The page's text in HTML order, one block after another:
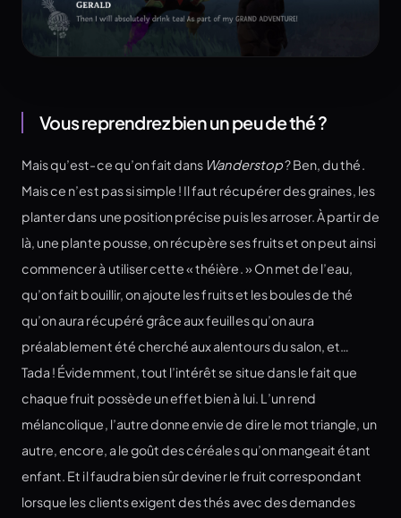
Vous reprendrez bien un peu de thé ?
Mais qu’est-ce qu’on fait dans Wanderstop? Ben, du thé.
Mais ce n’est pas si simple ! Il faut récupérer des graines, les
planter dans une position précise puis les arroser. À partir de
là, une plante pousse, on récupère ses fruits et on peut ainsi
commencer à utiliser cette « théière. » On met de l’eau,
qu’on fait bouillir, on ajoute les fruits et les boules de thé
qu’on aura récupéré grâce aux feuilles qu’on aura
préalablement été cherché aux alentours du salon, et…
Tada ! Évidemment, tout l’intérêt se situe dans le fait que
chaque fruit possède un effet bien à lui. L’un rend
mélancolique, l’autre donne envie de dire le mot triangle, un
autre, encore, a le goût des céréales qu’on mangeait étant
enfant. Et il faudra bien sûr deviner le fruit correspondant
lorsque les clients exigent des thés avec des demandes